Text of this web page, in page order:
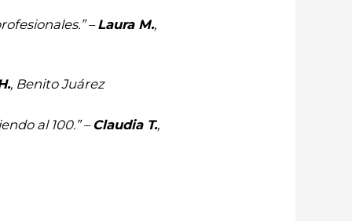
–Laura M.,
, Benito Juárez
al 100.” – Claudia T.,